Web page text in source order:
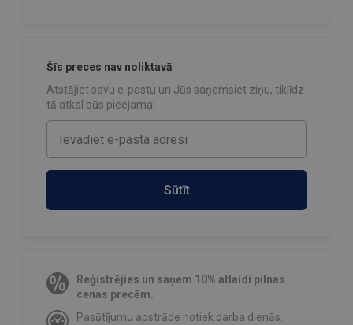
Šīs preces nav noliktavā
Atstājiet savu e-pastu un Jūs saņemsiet ziņu, tiklīdz
tā atkal būs pieejama!
Sūtīt
Reģistrējies un saņem 10% atlaidi pilnas
cenas precēm.
Pasūtījumu apstrāde notiek darba dienās.